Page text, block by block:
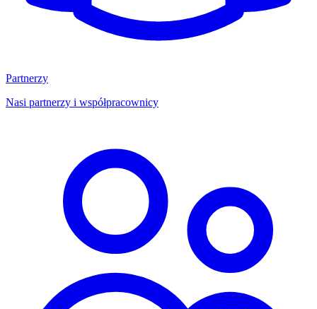
Partnerzy
Nasi partnerzy i współpracownicy